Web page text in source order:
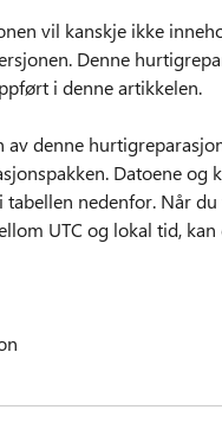
vil kanskje ikke
Denne
i denne artikkelen.
av denne
Datoene
tabellen nedenfor. Når
UTC og lokal tid,